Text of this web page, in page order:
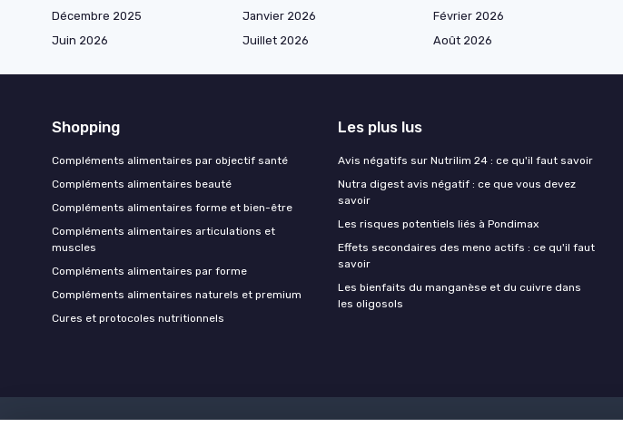
Décembre 2025
Janvier 2026 Février 2026
Juin 2026
Juillet 2026 Août 2026
Shopping
Compléments alimentaires par objectif santé
Compléments alimentaires beauté
Compléments alimentaires forme et bien-être
Compléments alimentaires articulations et
muscles
Compléments alimentaires par forme
Compléments alimentaires naturels et premium
Cures et protocoles nutritionnels
Les plus lus
Avis négatifs sur Nutrilim 24 : ce qu'il faut savoir
Nutra digest avis négatif : ce que vous devez
savoir
Les risques potentiels liés à Pondimax
Effets secondaires des meno actifs : ce qu'il faut
savoir
Les bienfaits du manganèse et du cuivre dans
les oligosols